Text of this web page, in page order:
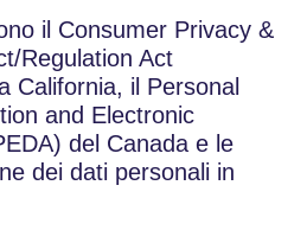
il Consumer Privacy &
Regulation Act
California, il Personal
and Electronic
del Canada e le
dei dati personali in